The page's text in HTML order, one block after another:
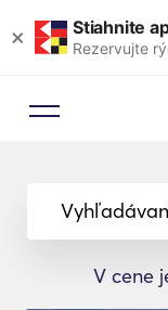
× Stiahnite
Rezervujte
V cene